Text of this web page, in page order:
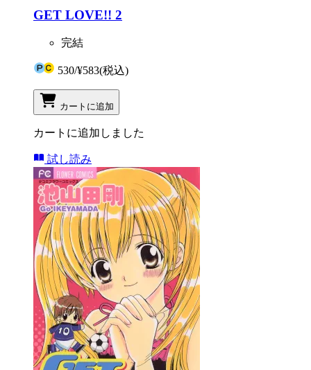
GET LOVE!! 2
完結
530/¥583(税込)
カートに追加
カートに追加しました
試し読み